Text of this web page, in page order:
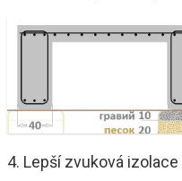
4. Lepší zvuková